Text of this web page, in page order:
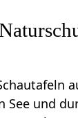
See und